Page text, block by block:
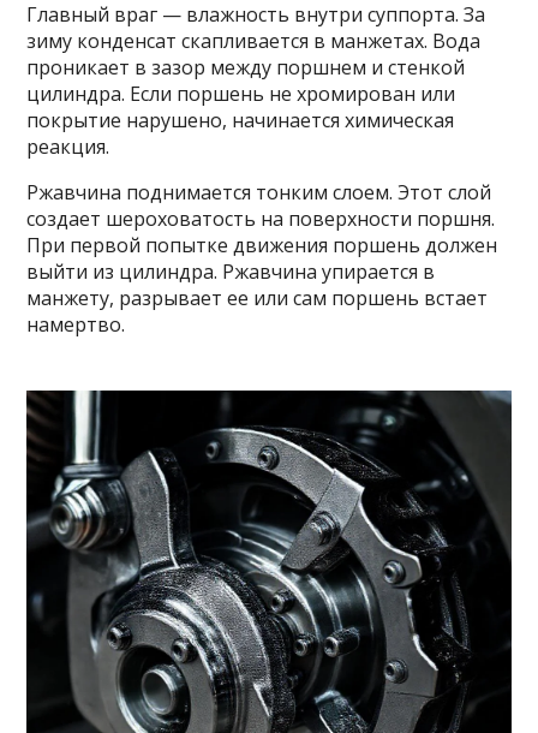
Главный враг — влажность внутри суппорта. За
зиму конденсат скапливается в манжетах. Вода
проникает в зазор между поршнем и стенкой
цилиндра. Если поршень не хромирован или
покрытие нарушено, начинается химическая
реакция.
Ржавчина поднимается тонким слоем. Этот слой
создает шероховатость на поверхности поршня.
При первой попытке движения поршень должен
выйти из цилиндра. Ржавчина упирается в
манжету, разрывает ее или сам поршень встает
намертво.